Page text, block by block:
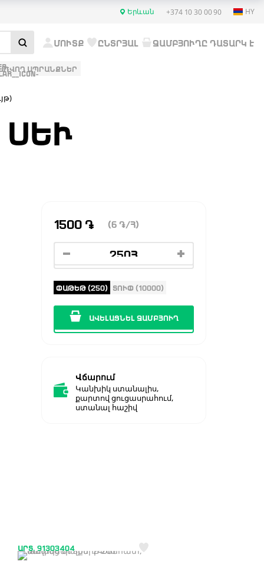
Երևան +374 10 30 00 90 HY
ՄՈՒՏՔ ԸՆՏՐՅԱԼ ԶԱՄԲՅՈՒՂԸ ԴԱՏԱՐԿ Է
ԱՊՐԱՆՔՆԵՐ
(
1500 ֏ (6 ֏ /Հ)
ՓԱԹԵԹ (250) ՏՈՒՓ (10000)
ԱՎԵԼԱՑՆԵԼ ԶԱՄԲՅՈՒՂ
Վճարում
Կանխիկ ստանալիս,
քարտով ցուցասրահում,
ստանալ հաշիվ
ԱՐՏ. 91303404